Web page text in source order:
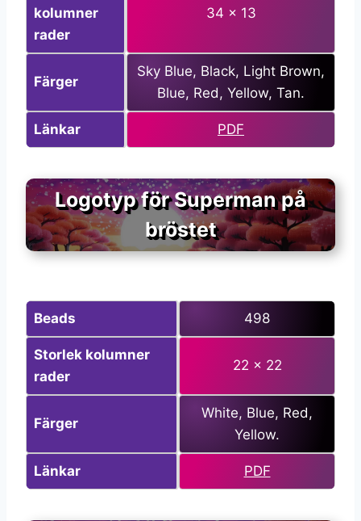
kolumner
rader
34 x 13
Färger
Sky Blue, Black, Light Brown,
Blue, Red, Yellow, Tan.
Länkar PDF
Logotyp för Superman på
bröstet
Beads 498
Storlek kolumner
rader
22 x 22
Färger
White, Blue, Red,
Yellow.
Länkar PDF